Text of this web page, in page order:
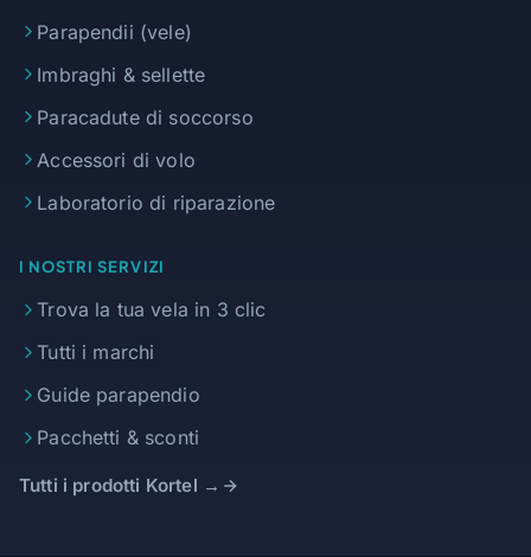
Parapendii (vele)
Imbraghi & sellette
Paracadute di soccorso
Accessori di volo
Laboratorio di riparazione
I NOSTRI SERVIZI
Trova la tua vela in 3 clic
Tutti i marchi
Guide parapendio
Pacchetti & sconti
Tutti i prodotti Kortel →